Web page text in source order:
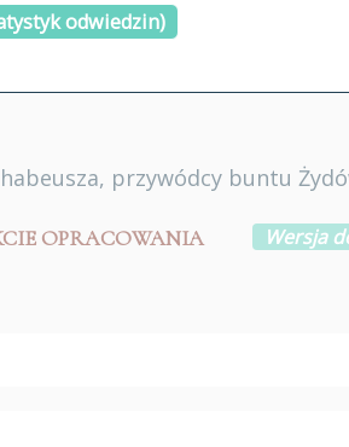
odwiedzin)
przywódcy buntu
OPRACOWANIA Wersja